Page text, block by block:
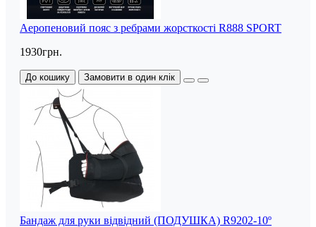
Аеропеновий пояс з ребрами жорсткості R888 SPORT
1930грн.
До кошику Замовити в один клік
Бандаж для руки відвідний (ПОДУШКА) R9202-10º